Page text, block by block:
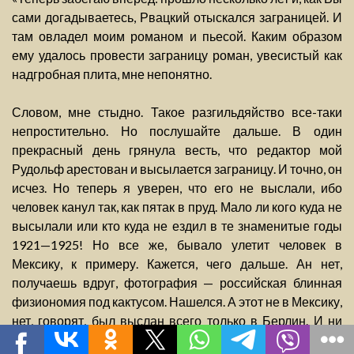
сами догадываетесь, Рвацкий отыскался заграницей. И
там овладел моим романом и пьесой. Каким образом
ему удалось провести заграницу роман, увесистый как
надгробная плита, мне непонятно.
Словом, мне стыдно. Такое разгильдяйство все-таки
непростительно. Но послушайте дальше. В один
прекрасный день грянула весть, что редактор мой
Рудольф арестован и высылается заграницу. И точно, он
исчез. Но теперь я уверен, что его не выслали, ибо
человек канул так, как пятак в пруд. Мало ли кого куда не
высылали или кто куда не ездил в те знаменитые годы
1921—1925! Но все же, бывало улетит человек в
Мексику, к примеру. Кажется, чего дальше. Ан нет,
получаешь вдруг, фотография — российская блинная
физиономия под кактусом. Нашелся. А этот не в Мексику,
нет, говорят, был выслан всего только в Берлин. И ни
звука. Ни слуху, ни духу. Нету его в Берлине. Нет, и не